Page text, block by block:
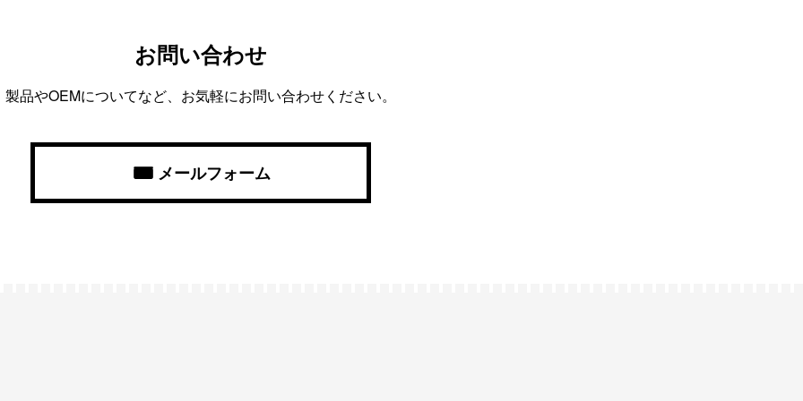
お問い合わせ
製品やOEMについてなど、お気軽にお問い合わせください。
メールフォーム